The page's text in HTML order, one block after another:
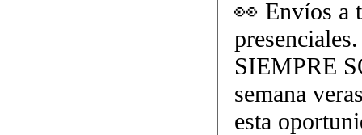
👀 Envíos a
SIEMPRE
semana
esta